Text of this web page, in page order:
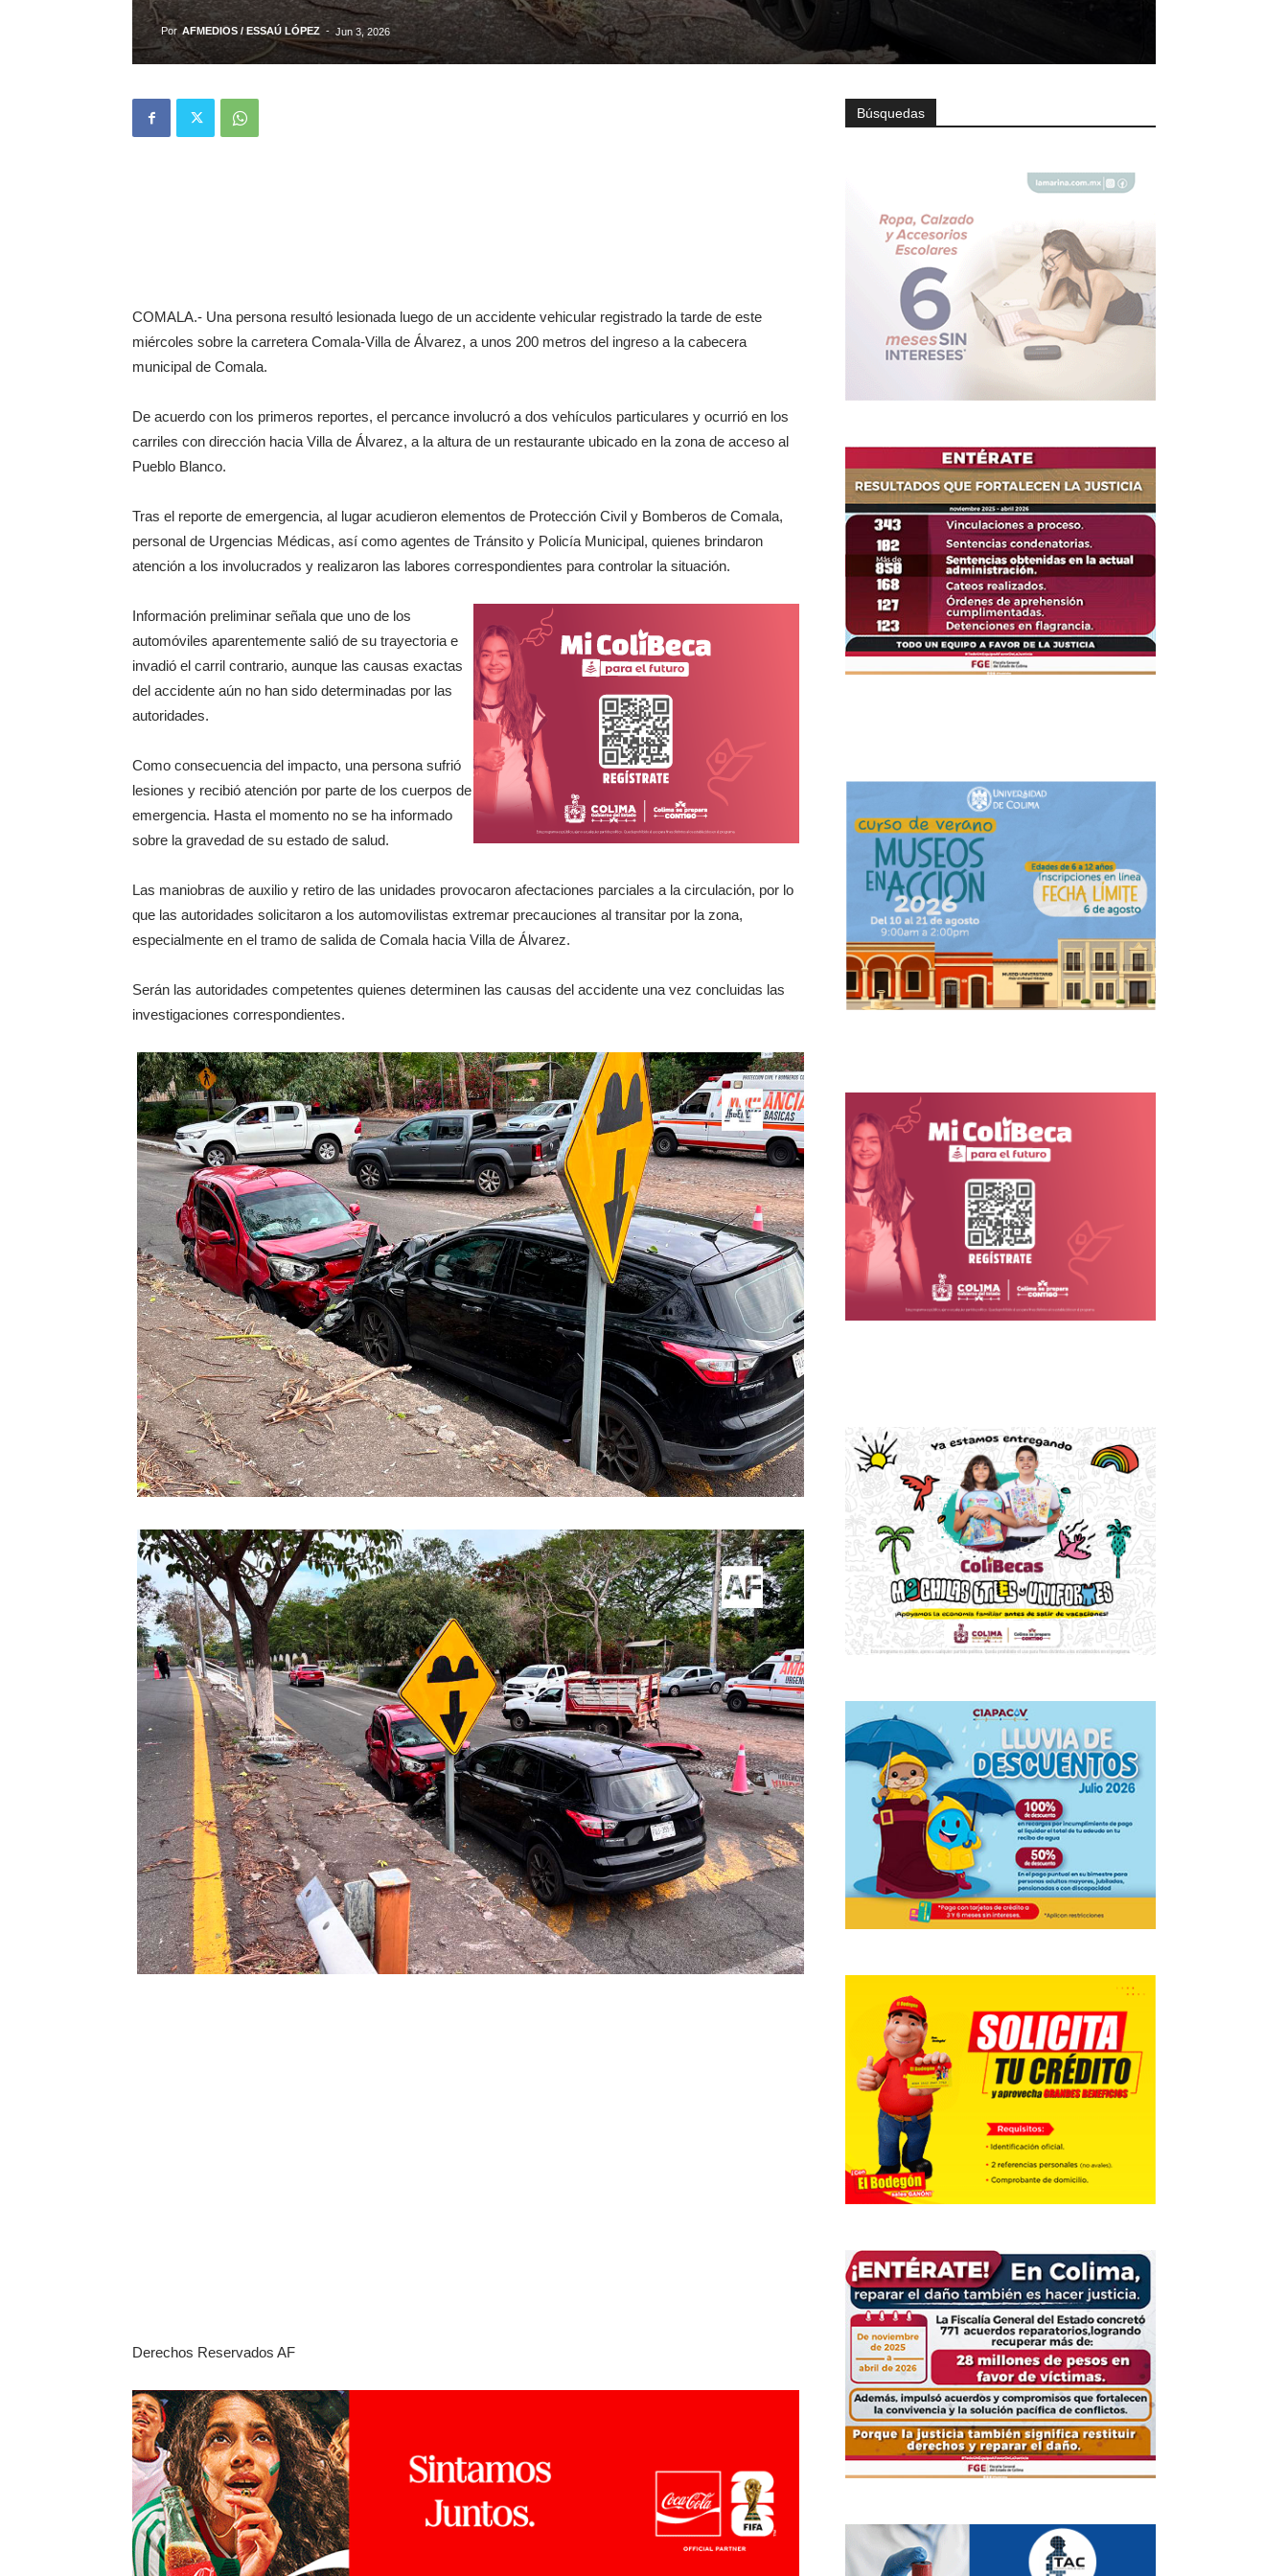
Por AFMEDIOS / ESSAÚ LÓPEZ - Jun 3, 2026
COMALA.- Una persona resultó lesionada luego de un accidente vehicular registrado la tarde de este
miércoles sobre la carretera Comala-Villa de Álvarez, a unos 200 metros del ingreso a la cabecera
municipal de Comala.
De acuerdo con los primeros reportes, el percance involucró a dos vehículos particulares y ocurrió en los
carriles con dirección hacia Villa de Álvarez, a la altura de un restaurante ubicado en la zona de acceso al
Pueblo Blanco.
Tras el reporte de emergencia, al lugar acudieron elementos de Protección Civil y Bomberos de Comala,
personal de Urgencias Médicas, así como agentes de Tránsito y Policía Municipal, quienes brindaron
atención a los involucrados y realizaron las labores correspondientes para controlar la situación.
Información preliminar señala que uno de los
automóviles aparentemente salió de su trayectoria e
invadió el carril contrario, aunque las causas exactas
del accidente aún no han sido determinadas por las
autoridades.
Como consecuencia del impacto, una persona sufrió
lesiones y recibió atención por parte de los cuerpos de
emergencia. Hasta el momento no se ha informado
sobre la gravedad de su estado de salud.
Las maniobras de auxilio y retiro de las unidades provocaron afectaciones parciales a la circulación, por lo
que las autoridades solicitaron a los automovilistas extremar precauciones al transitar por la zona,
especialmente en el tramo de salida de Comala hacia Villa de Álvarez.
Serán las autoridades competentes quienes determinen las causas del accidente una vez concluidas las
investigaciones correspondientes.
Derechos Reservados AF
Búsquedas